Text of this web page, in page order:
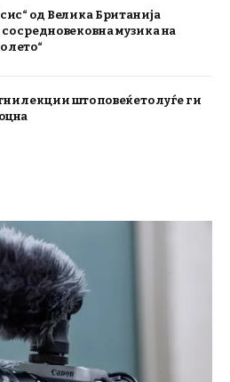
од Велика Британија
со средновековна музика на
лето“
лекции што повеќето луѓе ги